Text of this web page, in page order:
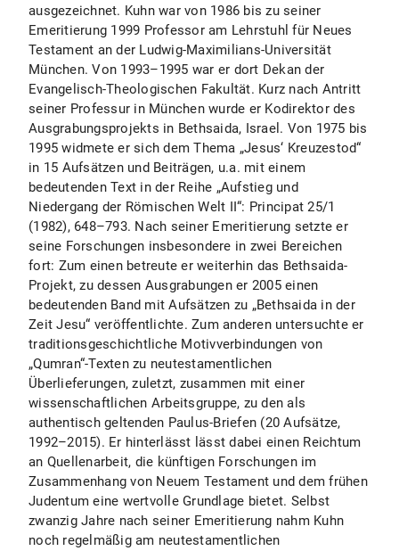
ausgezeichnet. Kuhn war von 1986 bis zu seiner
Emeritierung 1999 Professor am Lehrstuhl für Neues
Testament an der Ludwig-Maximilians-Universität
München. Von 1993–1995 war er dort Dekan der
Evangelisch-Theologischen Fakultät. Kurz nach Antritt
seiner Professur in München wurde er Kodirektor des
Ausgrabungsprojekts in Bethsaida, Israel. Von 1975 bis
1995 widmete er sich dem Thema „Jesus‘ Kreuzestod“
in 15 Aufsätzen und Beiträgen, u.a. mit einem
bedeutenden Text in der Reihe „Aufstieg und
Niedergang der Römischen Welt II“: Principat 25/1
(1982), 648–793. Nach seiner Emeritierung setzte er
seine Forschungen insbesondere in zwei Bereichen
fort: Zum einen betreute er weiterhin das Bethsaida-
Projekt, zu dessen Ausgrabungen er 2005 einen
bedeutenden Band mit Aufsätzen zu „Bethsaida in der
Zeit Jesu“ veröffentlichte. Zum anderen untersuchte er
traditionsgeschichtliche Motivverbindungen von
„Qumran“-Texten zu neutestamentlichen
Überlieferungen, zuletzt, zusammen mit einer
wissenschaftlichen Arbeitsgruppe, zu den als
authentisch geltenden Paulus-Briefen (20 Aufsätze,
1992–2015). Er hinterlässt lässt dabei einen Reichtum
an Quellenarbeit, die künftigen Forschungen im
Zusammenhang von Neuem Testament und dem frühen
Judentum eine wertvolle Grundlage bietet. Selbst
zwanzig Jahre nach seiner Emeritierung nahm Kuhn
noch regelmäßig am neutestamentlichen